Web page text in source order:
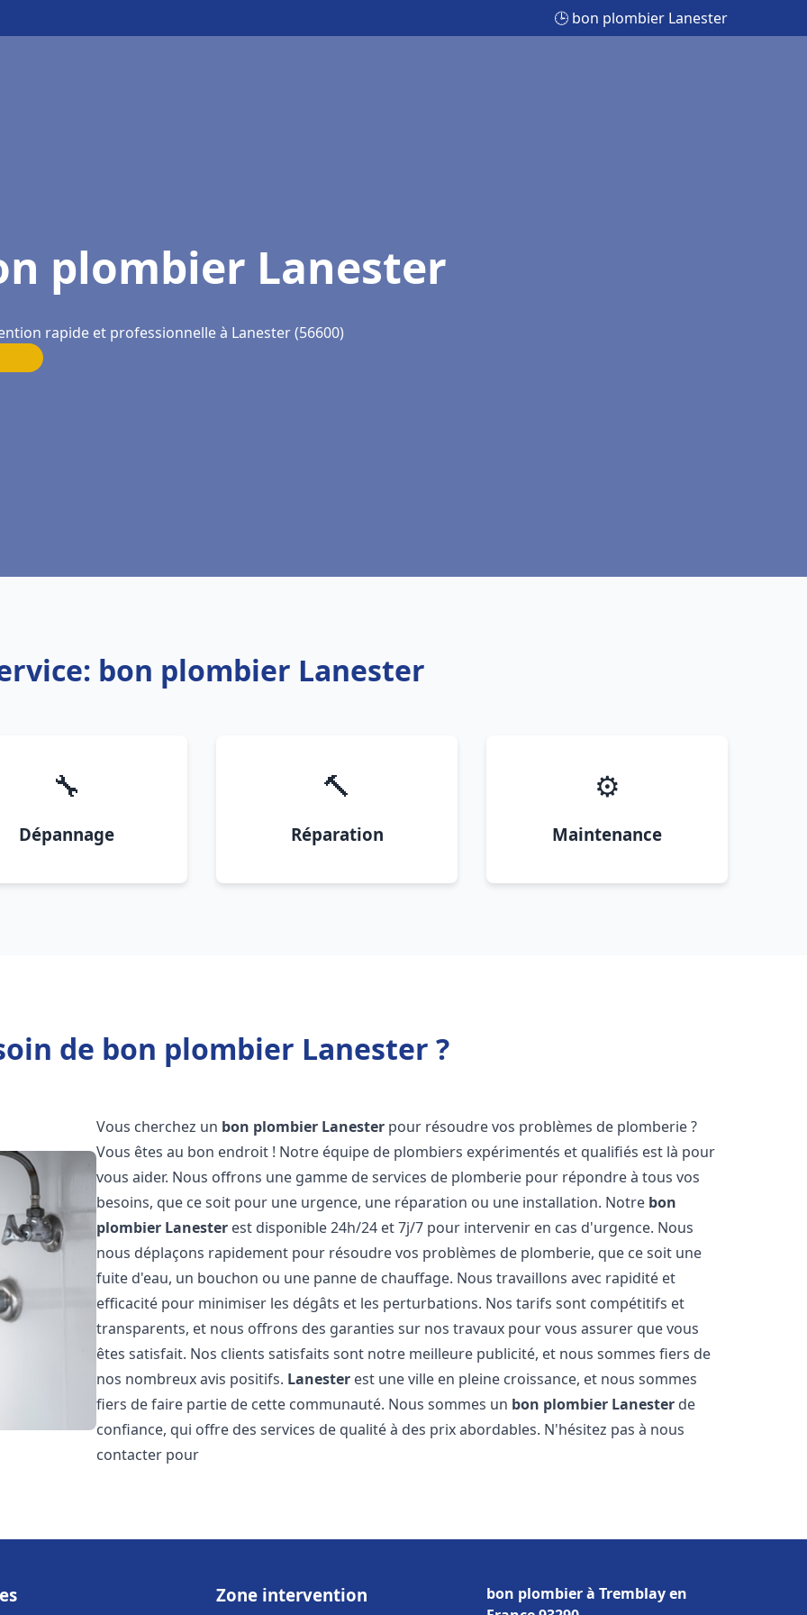
🕒 bon plombier Lanester
plombier Lanester
rapide et professionnelle à Lanester (56600)
bon plombier Lanester
🔧
Dépannage
🔨
Réparation
⚙️
Maintenance
de bon plombier Lanester ?
Vous cherchez un bon plombier Lanester pour résoudre vos problèmes de plomberie ?
Vous êtes au bon endroit ! Notre équipe de plombiers expérimentés et qualifiés est là pour
vous aider. Nous offrons une gamme de services de plomberie pour répondre à tous vos
besoins, que ce soit pour une urgence, une réparation ou une installation. Notre bon
plombier Lanester est disponible 24h/24 et 7j/7 pour intervenir en cas d'urgence. Nous
nous déplaçons rapidement pour résoudre vos problèmes de plomberie, que ce soit une
fuite d'eau, un bouchon ou une panne de chauffage. Nous travaillons avec rapidité et
efficacité pour minimiser les dégâts et les perturbations. Nos tarifs sont compétitifs et
transparents, et nous offrons des garanties sur nos travaux pour vous assurer que vous
êtes satisfait. Nos clients satisfaits sont notre meilleure publicité, et nous sommes fiers de
nos nombreux avis positifs. Lanester est une ville en pleine croissance, et nous sommes
fiers de faire partie de cette communauté. Nous sommes un bon plombier Lanester de
confiance, qui offre des services de qualité à des prix abordables. N'hésitez pas à nous
contacter pour
Zone intervention
bon plombier à Tremblay en